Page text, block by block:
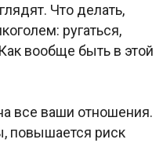
Что делать,
ругаться,
вообще быть в этой
все ваши отношения.
повышается риск